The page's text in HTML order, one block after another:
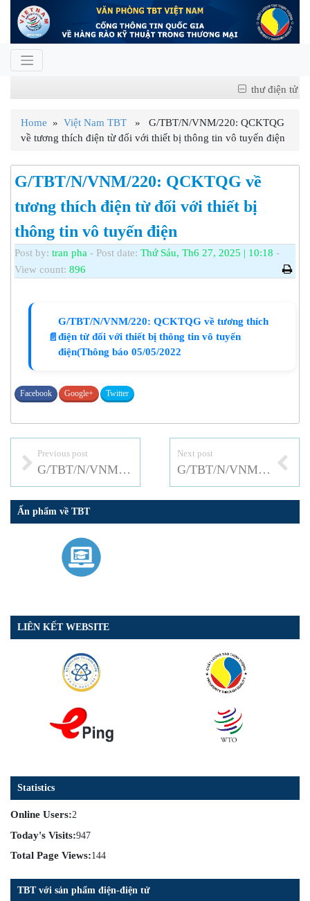
thư điện tử
Home » Việt Nam TBT » G/TBT/N/VNM/220: QCKTQG
về tương thích điện từ đối với thiết bị thông tin vô tuyến điện
G/TBT/N/VNM/220: QCKTQG về
tương thích điện từ đối với thiết bị
thông tin vô tuyến điện
Post by: tran pha - Post date: Thứ Sáu, Th6 27, 2025 | 10:18 -
View count: 896
📄
G/TBT/N/VNM/220: QCKTQG về tương thích
điện từ đối với thiết bị thông tin vô tuyến
điện(Thông báo 05/05/2022
Facebook Google+ Twitter
Previous post
G/TBT/N/VNM/219: Dự thảo Thông tư hướng dẫn ghi nhãn dinh dưỡng thực phẩm
Next post
G/TBT/N/VNM/221: QCKTQG về thiết bị đầu cuối NB IoT
Ấn phẩm về TBT
LIÊN KẾT WEBSITE
Statistics
Online Users:2
Today's Visits:947
Total Page Views:144
TBT với sản phẩm điện-điện tử